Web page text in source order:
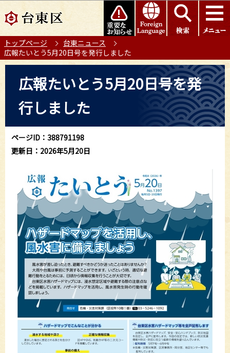
の
ー
ジ
このページの本文へ移動
トップページ
台東ニュース
広報たいとう5月20日号を発行しました
ら
広報たいとう5月20日号を発
行しました
ページID：388791198
更新日：2026年5月20日